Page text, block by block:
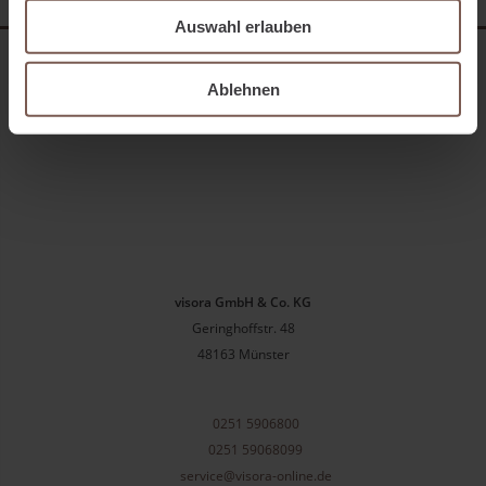
Auswahl erlauben
Ablehnen
visora GmbH & Co. KG
Geringhoffstr. 48
48163 Münster
0251 5906800
0251 59068099
service@visora-online.de